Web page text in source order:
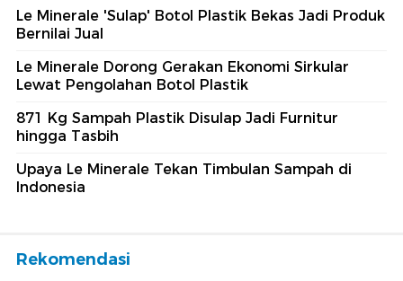
Le Minerale 'Sulap' Botol Plastik Bekas Jadi Produk
Bernilai Jual
Le Minerale Dorong Gerakan Ekonomi Sirkular
Lewat Pengolahan Botol Plastik
871 Kg Sampah Plastik Disulap Jadi Furnitur
hingga Tasbih
Upaya Le Minerale Tekan Timbulan Sampah di
Indonesia
Rekomendasi